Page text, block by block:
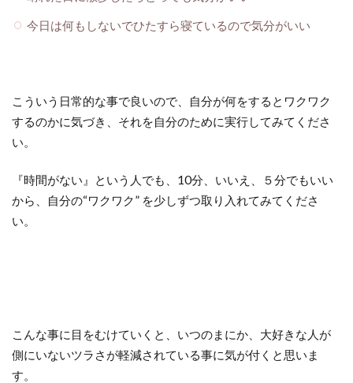
今日は何もしないでひたすら寝ているので気分がいい
こういう日常的な事で良いので、自分が何をするとワクワク
するのかに気づき、それを自分のために実行してみてくださ
い。
『時間がない』という人でも、10分、いいえ、５分でもいい
から、自分の“ワクワク” を少しずつ取り入れてみてくださ
い。
こんな事に目をむけていくと、いつのまにか、大好きな人が
側にいないツラさが軽減されている事に気が付くと思いま
す。